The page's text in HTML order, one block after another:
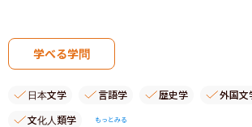
学べる学問
日本文学 言語学 歴史学
外国文
文化人類学
もっとみる